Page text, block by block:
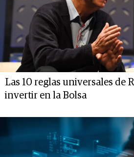
Las 10 reglas universales de
invertir en la Bolsa